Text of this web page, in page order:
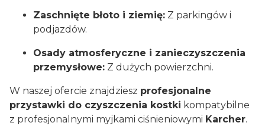
Zaschnięte błoto i ziemię: Z parkingów i
podjazdów.
Osady atmosferyczne i zanieczyszczenia
przemysłowe: Z dużych powierzchni.
W naszej ofercie znajdziesz profesjonalne
przystawki do czyszczenia kostki kompatybilne
z profesjonalnymi myjkami ciśnieniowymi Karcher.